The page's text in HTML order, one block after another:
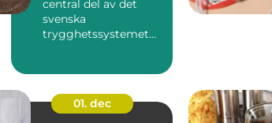
central del av det
svenska
trygghetssystemet
01. dec